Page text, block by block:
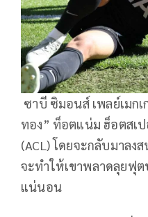
ซาบี ซิมอนส์ เพลย์เมกเ
ทอง” ท็อตแน่ม ฮ็อตสเป
(ACL) โดยจะกลับมาลง
จะทำให้เขาพลาดลุยฟุ
แน่นอน